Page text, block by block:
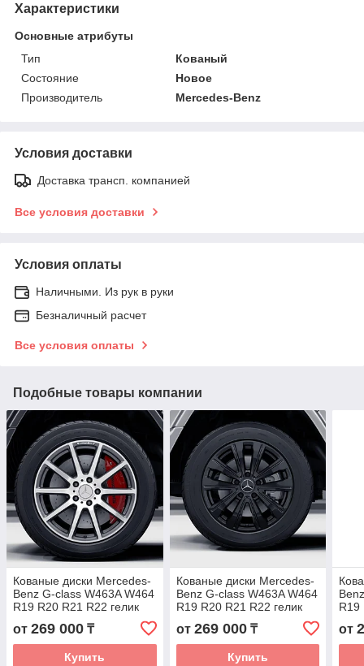
Характеристики
Основные атрибуты
Тип
Кованый
Состояние
Новое
Производитель
Mercedes-Benz
Условия доставки
Доставка трансп. компанией
Все условия доставки
Условия оплаты
Наличными. Из рук в руки
Безналичный расчет
Все условия оплаты
Подобные товары компании
Кованые диски Mercedes-
Benz G-class W463A W464
R19 R20 R21 R22 гелик
диски колеса ковка диск
от 269 000 ₸
Купить
Кованые диски Mercedes-
Benz G-class W463A W464
R19 R20 R21 R22 гелик
диски колеса ковка диск
от 269 000₸
Купить
R19
от